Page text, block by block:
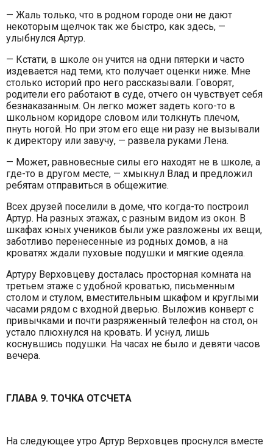
— Жаль только, что в родном городе они не дают
некоторым щелчок так же быстро, как здесь, —
улыбнулся Артур.
— Кстати, в школе он учится на одни пятерки и часто
издевается над теми, кто получает оценки ниже. Мне
столько историй про него рассказывали. Говорят,
родители его работают в суде, отчего он чувствует себя
безнаказанным. Он легко может задеть кого-то в
школьном коридоре словом или толкнуть плечом,
пнуть ногой. Но при этом его еще ни разу не вызывали
к директору или завучу, — развела руками Лена.
— Может, равновесные силы его находят не в школе, а
где-то в другом месте, — хмыкнул Влад и предложил
ребятам отправиться в общежитие.
Всех друзей поселили в доме, что когда-то построил
Артур. На разных этажах, с разным видом из окон. В
шкафах юных учеников были уже разложены их вещи,
заботливо перенесенные из родных домов, а на
кроватях ждали пуховые подушки и мягкие одеяла.
Артуру Верховцеву досталась просторная комната на
третьем этаже с удобной кроватью, письменным
столом и стулом, вместительным шкафом и круглыми
часами рядом с входной дверью. Выложив конверт с
привычками и почти разряженный телефон на стол, он
устало плюхнулся на кровать. И уснул, лишь
коснувшись подушки. На часах не было и девяти часов
вечера.
ГЛАВА 9. ТОЧКА ОТСЧЕТА
На следующее утро Артур Верховцев проснулся вместе